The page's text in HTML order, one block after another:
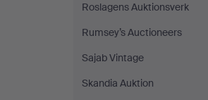
Roslagens Auktionsverk
Rumsey’s Auctioneers
Sajab Vintage
Skandia Auktion